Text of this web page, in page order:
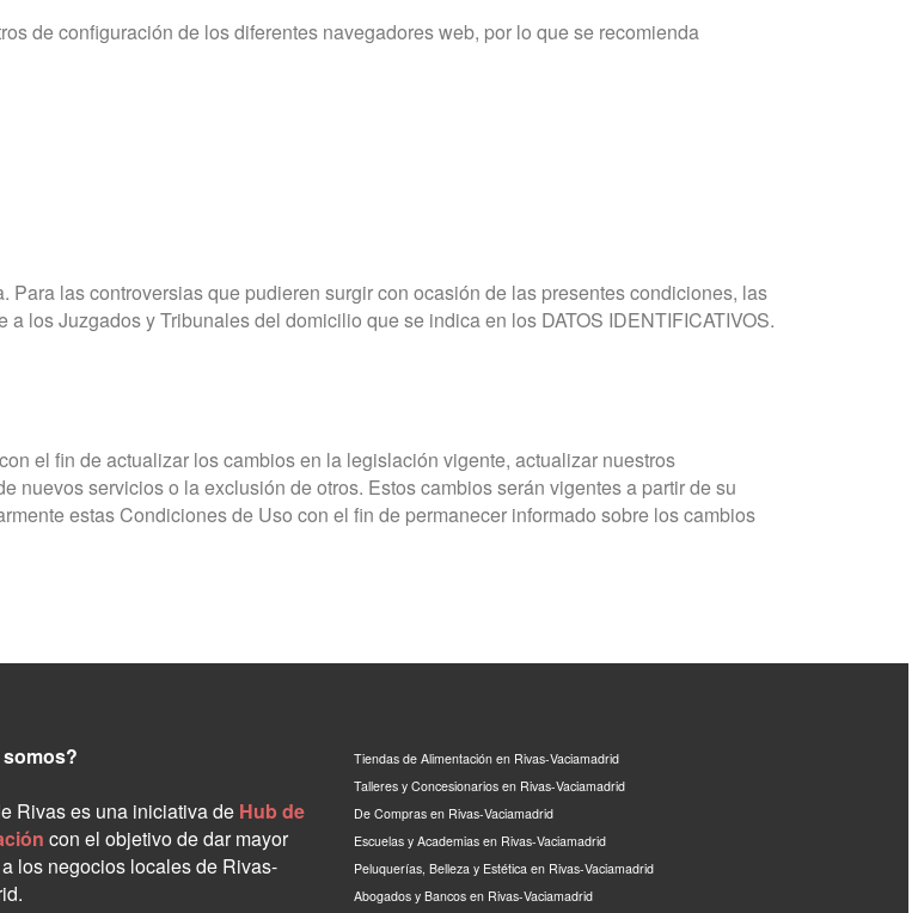
de configuración de los diferentes navegadores web, por lo que se recomienda
las controversias que pudieren surgir con ocasión de las presentes condiciones, las
los Juzgados y Tribunales del domicilio que se indica en los DATOS IDENTIFICATIVOS.
el fin de actualizar los cambios en la legislación vigente, actualizar nuestros
nuevos servicios o la exclusión de otros. Estos cambios serán vigentes a partir de su
estas Condiciones de Uso con el fin de permanecer informado sobre los cambios
Rivas es una iniciativa de Hub de
con el objetivo de dar mayor
los negocios locales de Rivas-
Tiendas de Alimentación en Rivas-Vaciamadrid
Talleres y Concesionarios en Rivas-Vaciamadrid
De Compras en Rivas-Vaciamadrid
Escuelas y Academias en Rivas-Vaciamadrid
Peluquerías, Belleza y Estética en Rivas-Vaciamadrid
Abogados y Bancos en Rivas-Vaciamadrid